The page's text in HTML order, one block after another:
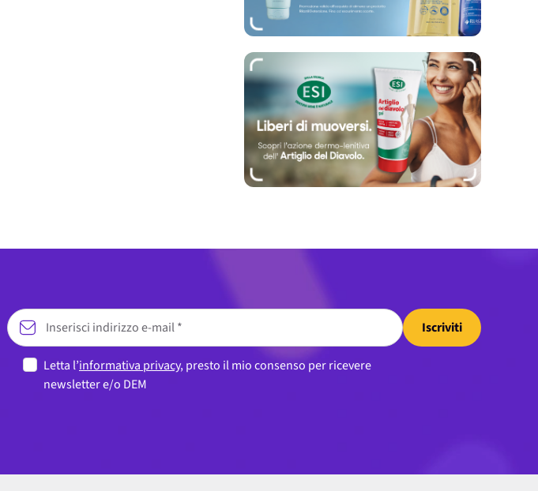
Iscriviti
Letta l’informativa privacy, presto il mio consenso per ricevere
newsletter e/o DEM